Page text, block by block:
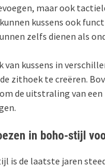
maar ook
kussens ook
zelfs dienen als
van kussens in
zithoek te creëren.
de uitstraling van
in boho-stijl
is de laatste jaren